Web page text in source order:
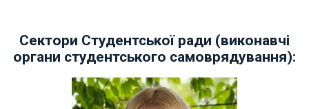
Cектори Студентської ради (виконавчі
органи студентського самоврядування):